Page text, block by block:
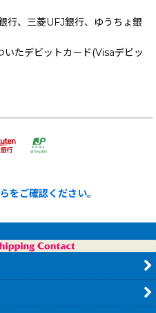
行、三菱UFJ銀行、ゆうちょ銀
いたデビットカード(Visaデビッ
をご確認ください。